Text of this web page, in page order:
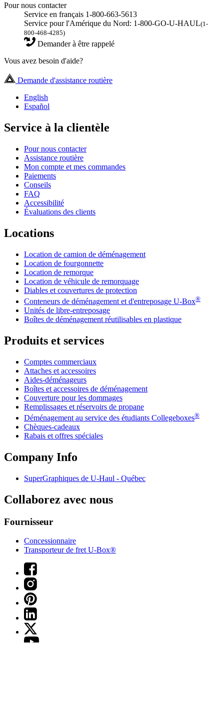
Pour nous contacter
Service en français 1-800-663-5613
Service pour l'Amérique du Nord: 1-800-GO-U-HAUL(1-
800-468-4285)
Demander à être rappelé
Vous avez besoin d'aide?
Demande d'assistance routière
English
Español
Service à la clientèle
Pour nous contacter
Assistance routière
Mon compte et mes commandes
Paiements
Conseils
FAQ
Accessibilité
Évaluations des clients
Locations
Location de camion de déménagement
Location de fourgonnette
Location de remorque
Location de véhicule de remorquage
Diables et couvertures de protection
Conteneurs de déménagement et d'entreposage U-Box®
Unités de libre-entreposage
Boîtes de déménagement réutilisables en plastique
Produits et services
Comptes commerciaux
Attaches et accessoires
Aides-déménageurs
Boîtes et accessoires de déménagement
Couverture pour les dommages
Remplissages et réservoirs de propane
Déménagement au service des étudiants Collegeboxes®
Chèques-cadeaux
Rabais et offres spéciales
Company Info
SuperGraphiques de U-Haul - Québec
Collaborez avec nous
Fournisseur
Concessionnaire
Transporteur de fret U-Box®